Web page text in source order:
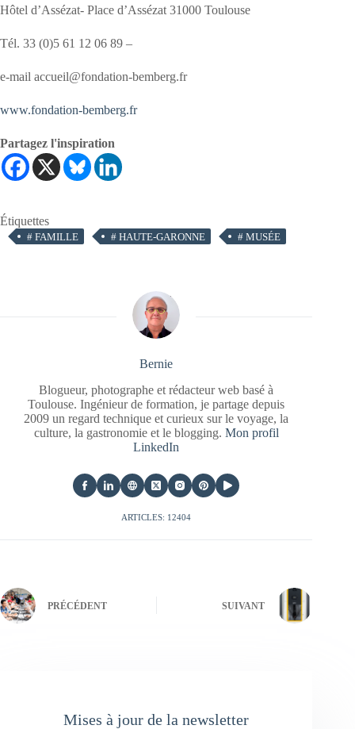
Hôtel d’Assézat- Place d’Assézat 31000 Toulouse
Tél. 33 (0)5 61 12 06 89 –
e-mail accueil@fondation-bemberg.fr
www.fondation-bemberg.fr
Partagez l'inspiration
Étiquettes
# FAMILLE # HAUTE-GARONNE # MUSÉE
Bernie
Blogueur, photographe et rédacteur web basé à
Toulouse. Ingénieur de formation, je partage depuis
2009 un regard technique et curieux sur le voyage, la
culture, la gastronomie et le blogging. Mon profil
LinkedIn
ARTICLES: 12404
PRÉCÉDENT SUIVANT
Mises à jour de la newsletter